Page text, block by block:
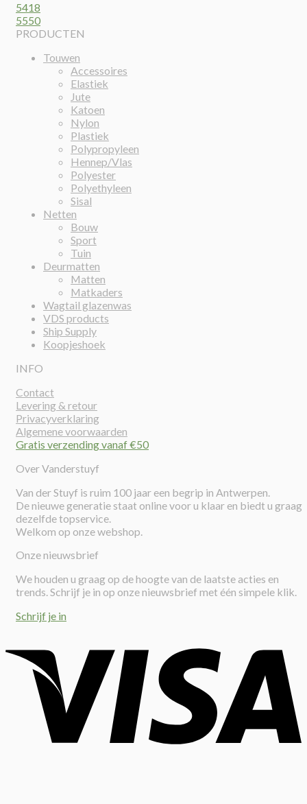
5418
5550
PRODUCTEN
Touwen
Accessoires
Elastiek
Jute
Katoen
Nylon
Plastiek
Polypropyleen
Hennep/Vlas
Polyester
Polyethyleen
Sisal
Netten
Bouw
Sport
Tuin
Deurmatten
Matten
Matkaders
Wagtail glazenwas
VDS products
Ship Supply
Koopjeshoek
INFO
Contact
Levering & retour
Privacyverklaring
Algemene voorwaarden
Gratis verzending vanaf €50
Over Vanderstuyf
Van der Stuyf is ruim 100 jaar een begrip in Antwerpen.
De nieuwe generatie staat online voor u klaar en biedt u graag
dezelfde topservice.
Welkom op onze webshop.
Onze nieuwsbrief
We houden u graag op de hoogte van de laatste acties en
trends. Schrijf je in op onze nieuwsbrief met één simpele klik.
Schrijf je in